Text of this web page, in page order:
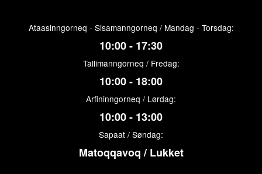
Ataasinngorneq - Sisamanngorneq / Mandag - Torsdag:
10:00 - 17:30
Tallimanngorneq / Fredag:
10:00 - 18:00
Arfininngorneq / Lørdag:
10:00 - 13:00
Sapaat / Søndag:
Matoqqavoq / Lukket